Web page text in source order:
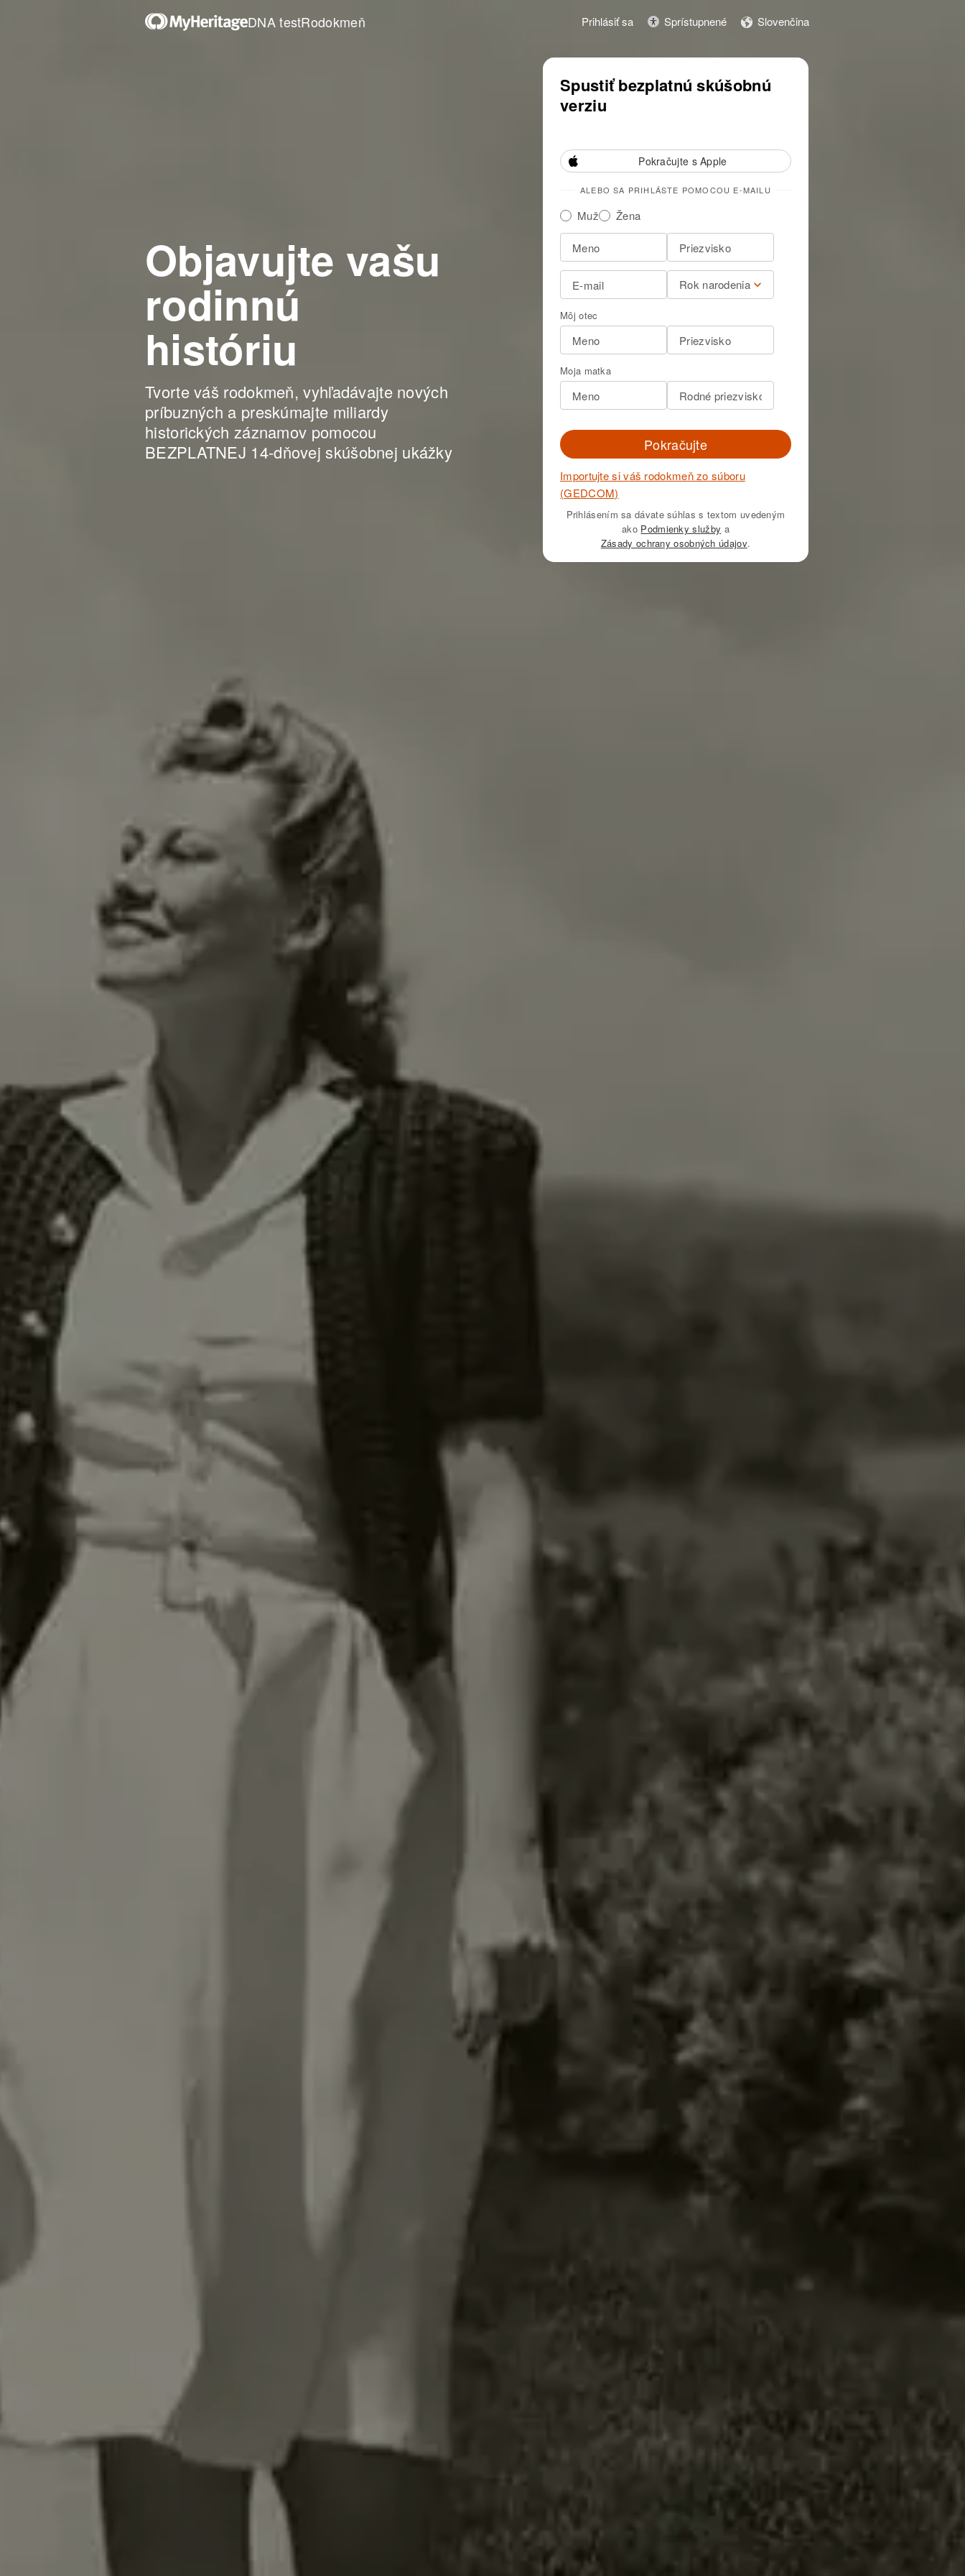
DNA testRodokmeň Prihlásiť sa Sprístupnené Slovenčina
Objavujte vašu
rodinnú
históriu
Tvorte váš rodokmeň, vyhľadávajte nových
príbuzných a preskúmajte miliardy
historických záznamov pomocou
BEZPLATNEJ 14-dňovej skúšobnej ukážky
Objavujte vašu rodinnú históriu Spustiť bezplatnú ukážku
Spustiť bezplatnú skúšobnú
verziu
Pokračujte s Apple
ALEBO SA PRIHLÁSTE POMOCOU E-MAILU
Muž Žena
Rok narodenia
Môj otec
Moja matka
Pokračujte
Importujte si váš rodokmeň zo súboru
(GEDCOM)
Prihlásením sa dávate súhlas s textom uvedeným
ako Podmienky služby a
Zásady ochrany osobných údajov.